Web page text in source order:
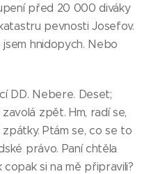
před 20 000 diváky
pevnosti Josefov.
hnidopych. Nebo
DD. Nebere. Deset;
zpět. Hm, radí se,
Ptám se, co se to
právo. Paní chtěla
si na mě připravili?